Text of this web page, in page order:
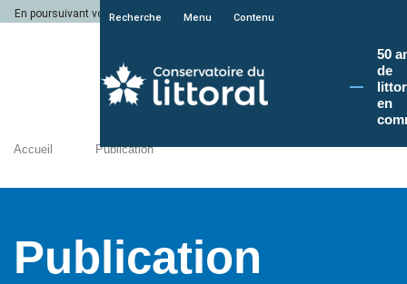
En poursuivant votre navigation sur le site du Conservatoire du littoral, vous
Recherche Menu Contenu
50
de
en
Accueil Publication
Publication